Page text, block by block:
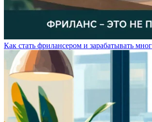
Как стать фрилансером и зарабатывать